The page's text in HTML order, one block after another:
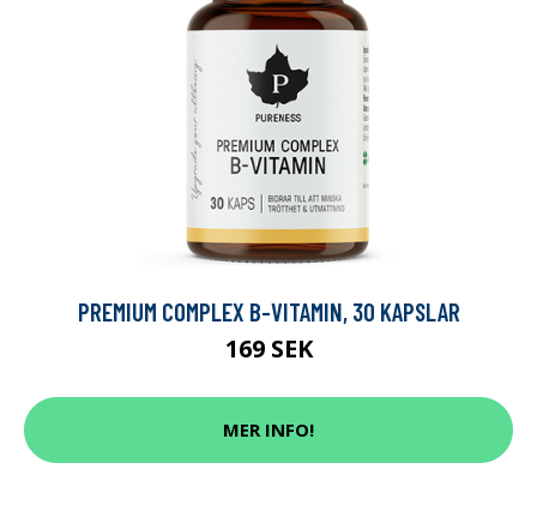
PREMIUM COMPLEX B-VITAMIN, 30 KAPSLAR
169 SEK
MER INFO!